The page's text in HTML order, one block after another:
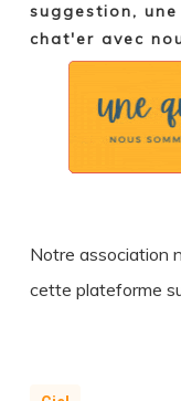
suggestion,
chat'er avec
Notre association
cette plateforme